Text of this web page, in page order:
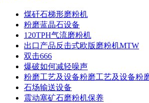
煤矸石梯形磨粉机
粉磨蓝晶石设备
120TPH气流磨粉机
出口产品反击式欧版磨粉机MTW
双击666
爆破如何减轻噪声
粉磨工艺及设备粉磨工艺及设备粉
石场输送设备
震动塞矿石磨粉机保养